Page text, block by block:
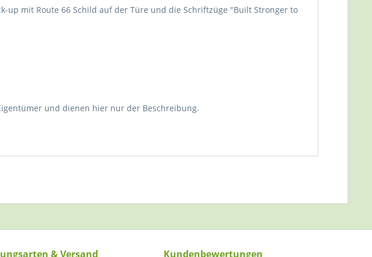
up mit Route 66 Schild auf der Türe und die Schriftzüge "Built Stronger to
und dienen hier nur der Beschreibung.
& Versand Kundenbewertungen